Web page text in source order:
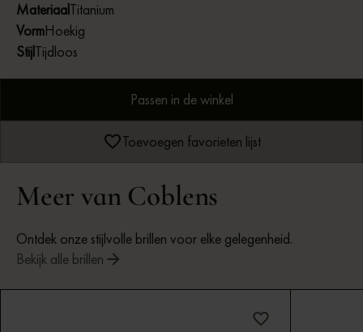
MateriaalTitanium
VormHoekig
StijlTijdloos
Passen in de winkel
Toevoegen favorieten lijst
Meer van Coblens
Ontdek onze stijlvolle brillen voor elke gelegenheid.
Bekijk alle brillen